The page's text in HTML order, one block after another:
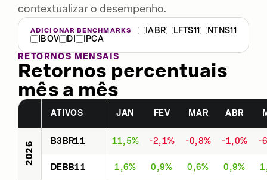
contextualizar o desempenho.
ADICIONAR BENCHMARKS IABR LFTS11
NTNS11
IBOV
DI
IPCA
RETORNOS MENSAIS
Retornos percentuais
mês a mês
ATIVOS JAN FEV MAR ABR
2026 B3BR11 11,5% -2,1% -0,8% -1,0% -
DEBB11 1,6% 0,9% 0,6% 0,9%